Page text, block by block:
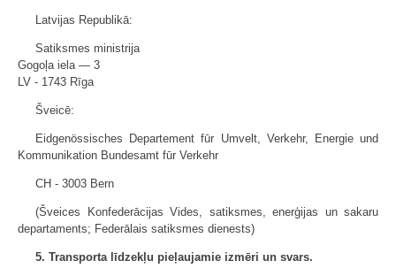
Latvijas Republikā:
Satiksmes ministrija
Gogoļa iela — 3
LV - 1743 Rīga
Šveicē:
Eidgenössisches Departement fūr Umvelt, Verkehr, Energie und
Kommunikation Bundesamt fūr Verkehr
CH - 3003 Bern
(Šveices Konfederācijas Vides, satiksmes, enerģijas un sakaru
departaments; Federālais satiksmes dienests)
5. Transporta līdzekļu pieļaujamie izmēri un svars.